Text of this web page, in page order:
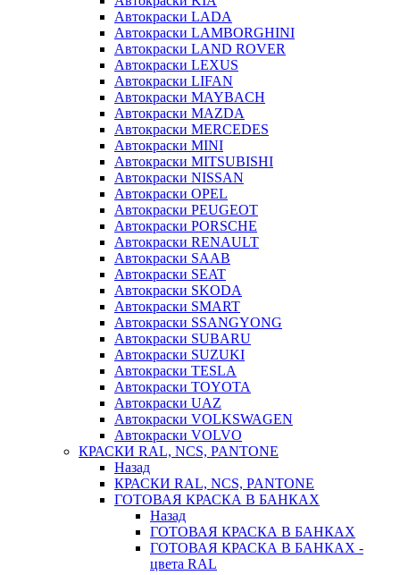
Автокраски LADA
Автокраски LAMBORGHINI
Автокраски LAND ROVER
Автокраски LEXUS
Автокраски LIFAN
Автокраски MAYBACH
Автокраски MAZDA
Автокраски MERCEDES
Автокраски MINI
Автокраски MITSUBISHI
Автокраски NISSAN
Автокраски OPEL
Автокраски PEUGEOT
Автокраски PORSCHE
Автокраски RENAULT
Автокраски SAAB
Автокраски SEAT
Автокраски SKODA
Автокраски SMART
Автокраски SSANGYONG
Автокраски SUBARU
Автокраски SUZUKI
Автокраски TESLA
Автокраски TOYOTA
Автокраски UAZ
Автокраски VOLKSWAGEN
Автокраски VOLVO
КРАСКИ RAL, NCS, PANTONE
Назад
КРАСКИ RAL, NCS, PANTONE
ГОТОВАЯ КРАСКА В БАНКАХ
Назад
ГОТОВАЯ КРАСКА В БАНКАХ
ГОТОВАЯ КРАСКА В БАНКАХ -
цвета RAL